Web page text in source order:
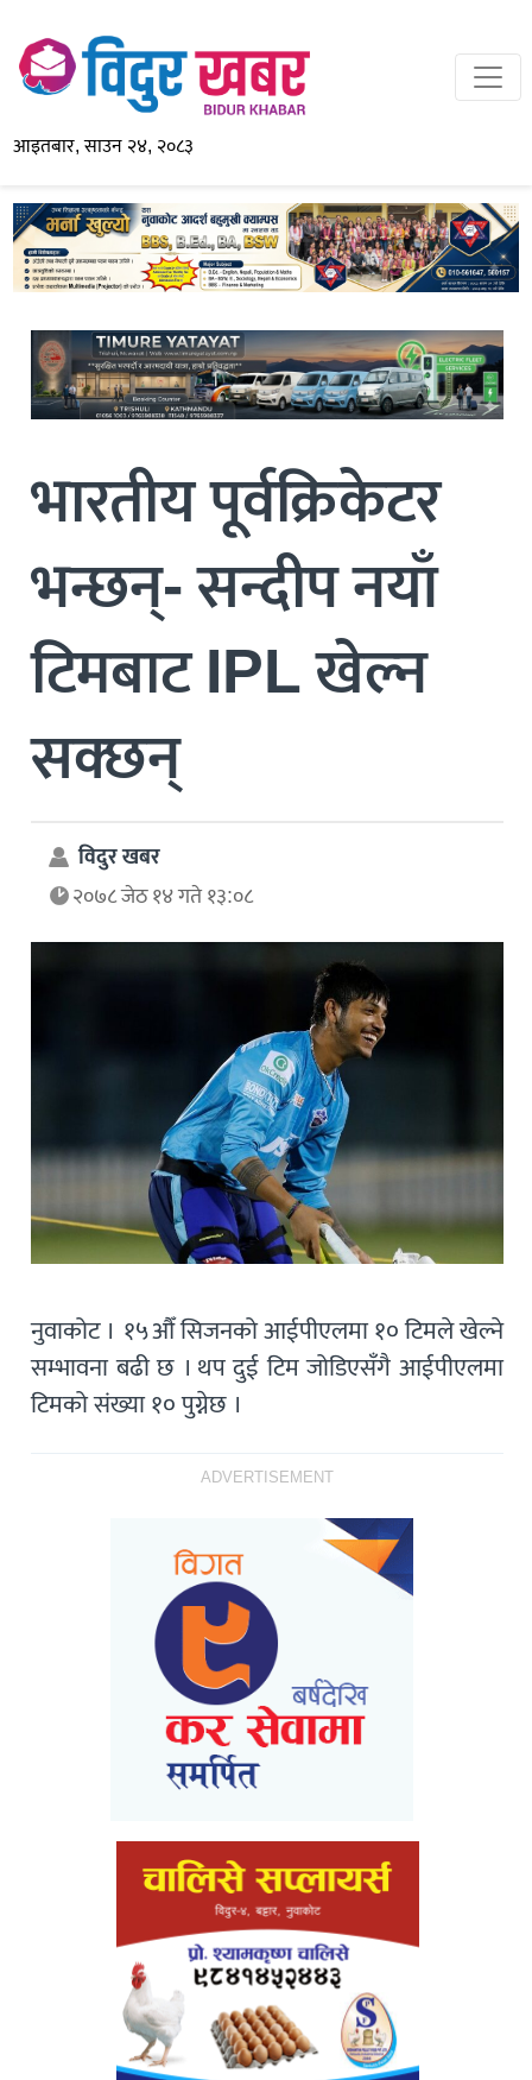
आइतबार, साउन २४, २०८३
भारतीय पूर्वक्रिकेटर
भन्छन्- सन्दीप नयाँ
टिमबाट IPL खेल्न
सक्छन्
विदुर खबर
२०७८ जेठ १४ गते १३:०८
नुवाकोट । १५औँ सिजनको आईपीएलमा १० टिमले खेल्ने
सम्भावना बढी छ । थप दुई टिम जोडिएसँगै आईपीएलमा
टिमको संख्या १० पुग्नेछ ।
ADVERTISEMENT